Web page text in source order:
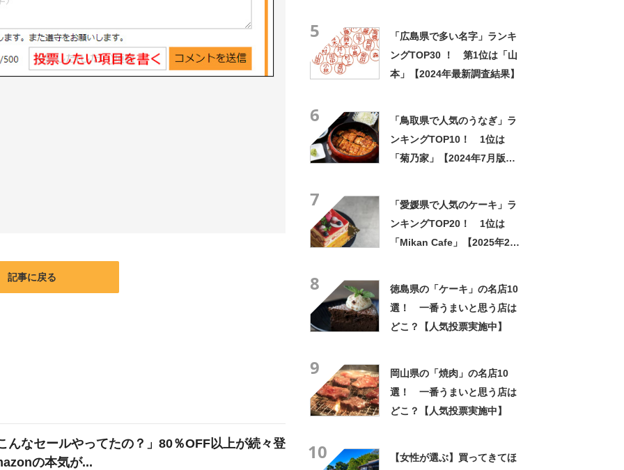
記事に戻る
んなセールやってたの？」80％OFF以上が続々登
の本気が...
5
「広島県で多い名字」ランキ
ングTOP30 ！ 第1位は「山
本」【2024年最新調査結果】
6
「鳥取県で人気のうなぎ」ラ
ンキングTOP10！ 1位は
「菊乃家」【2024年7月版／
7
「愛媛県で人気のケーキ」ラ
ンキングTOP20！ 1位は
「Mikan Cafe」【2025年2月
8
徳島県の「ケーキ」の名店10
選！ 一番うまいと思う店は
どこ？【人気投票実施中】
9
岡山県の「焼肉」の名店10
選！ 一番うまいと思う店は
どこ？【人気投票実施中】
10
【女性が選ぶ】買ってきてほ